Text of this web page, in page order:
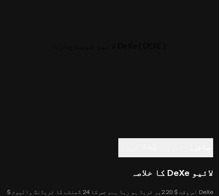
لائیو DeXe کا خلاصہ
DeXe اس وقت $ 2.20پر ٹریڈ ہو رہا ہے، جس کا 24 گھنٹے کا ٹریڈنگ والیوم $